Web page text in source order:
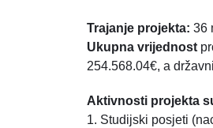
Trajanje projekta: 36
Ukupna vrijednost
254.568.04€, a
Aktivnosti projekta
1. Studijski posjeti